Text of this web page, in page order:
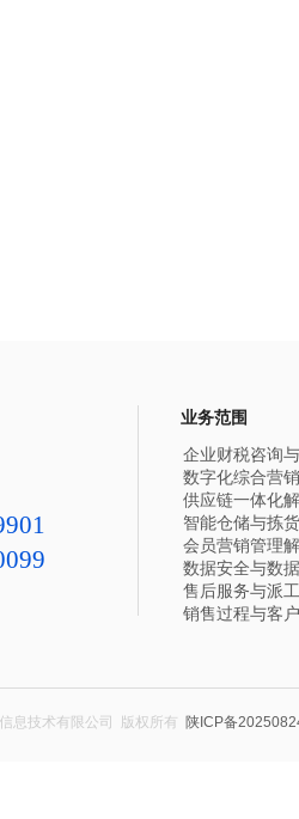
息技术有限公司 版权所有 陕ICP备
业务范围
企业财税咨询
数字化综合营
供应链一体化
智能仓储与拣
会员营销管理
数据安全与数
售后服务与派
销售过程与客